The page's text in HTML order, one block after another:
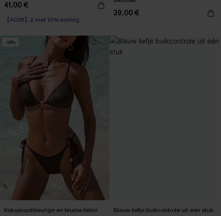
41,00 €
【AG18】2 met 10% korting
39,00 €
-14%
Kokosnootkleurige en bruine bikini
Blauw liefje buikcontrole uit één stuk